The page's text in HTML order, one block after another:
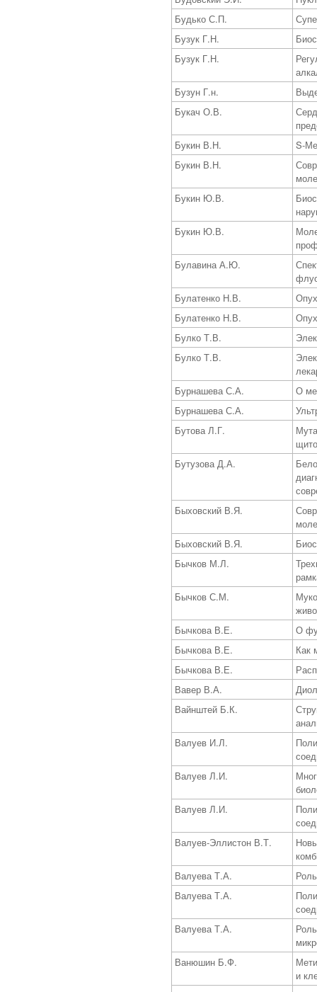
Будько С.П.
Бузук Г.Н.
Бузук Г.Н.
Бузун Г.н.
Букач О.В.
Букин В.Н.
S-
Букин В.Н.
Букин Ю.В.
Букин Ю.В.
Булавина А.Ю.
Булатенко Н.В.
Булатенко Н.В.
Булко Т.В.
Булко Т.В.
Бурнашева С.А.
О
Бурнашева С.А.
Бутова Л.Г.
Бутузова Д.А.
Быховский В.Я.
Быховский В.Я.
Бычков М.Л.
Бычков С.М.
Бычкова В.Е.
О
Бычкова В.Е.
Как
Бычкова В.Е.
Вавер В.А.
Вайнштей Б.К.
Валуев И.Л.
Валуев Л.И.
Валуев Л.И.
Валуев-Эллистон В.Т.
Валуева Т.А.
Валуева Т.А.
Валуева Т.А.
Ванюшин Б.Ф.
и